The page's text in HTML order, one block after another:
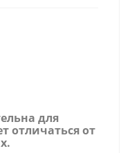
для
отличаться от